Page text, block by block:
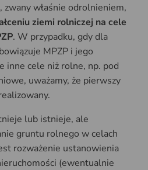
zwany właśnie odrolnieniem,
ziemi rolniczej na cele
. W przypadku, gdy dla
MPZP i jego
inne cele niż rolne, np. pod
uważamy, że pierwszy
lub istnieje, ale
gruntu rolnego w celach
rozważenie ustanowienia
(ewentualnie